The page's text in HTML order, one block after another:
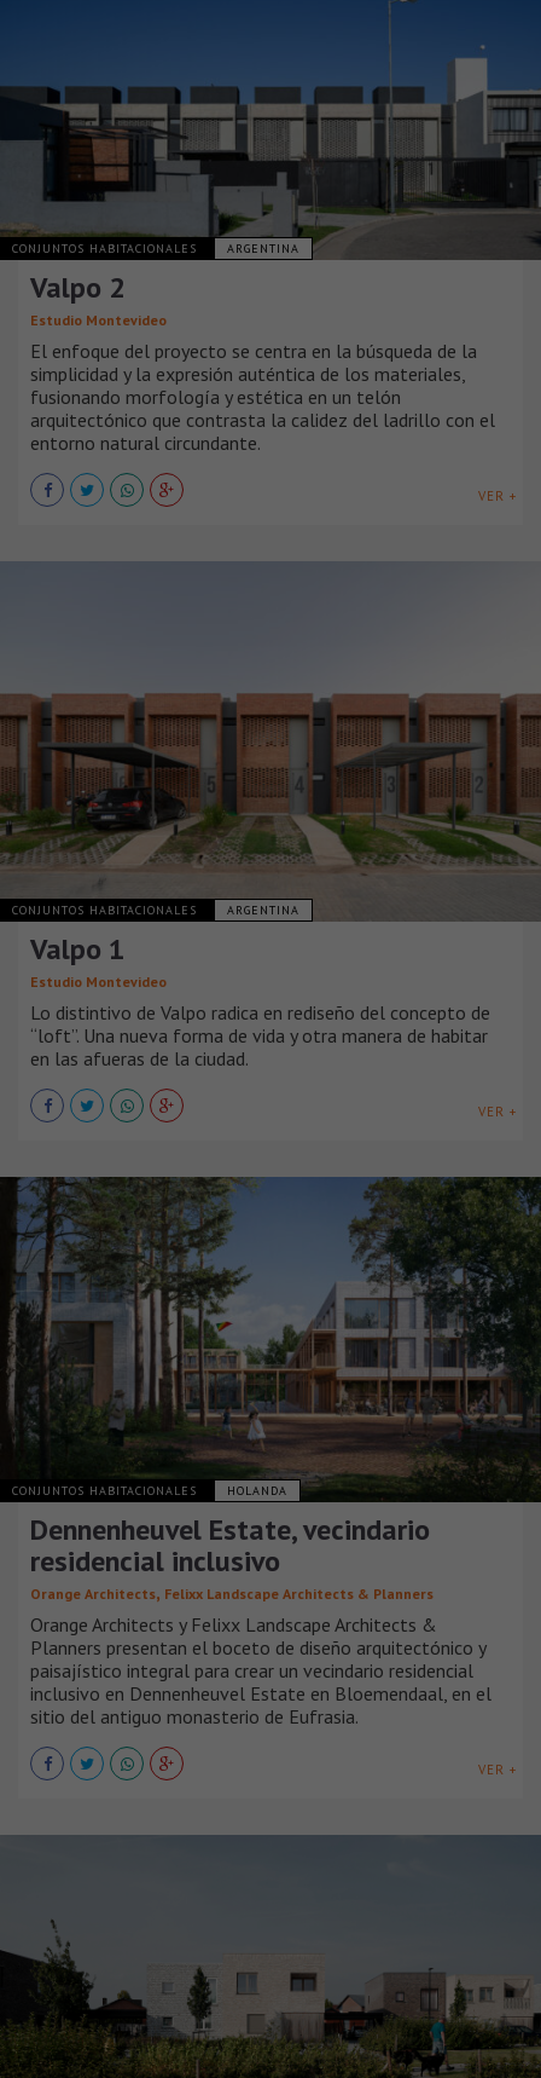
CONJUNTOS HABITACIONALES ARGENTINA
Valpo 2
Estudio Montevideo
El enfoque del proyecto se centra en la búsqueda de la
simplicidad y la expresión auténtica de los materiales,
fusionando morfología y estética en un telón
arquitectónico que contrasta la calidez del ladrillo con el
entorno natural circundante.
VER +
CONJUNTOS HABITACIONALES ARGENTINA
Valpo 1
Estudio Montevideo
Lo distintivo de Valpo radica en rediseño del concepto de
“loft”. Una nueva forma de vida y otra manera de habitar
en las afueras de la ciudad.
VER +
CONJUNTOS HABITACIONALES HOLANDA
Dennenheuvel Estate, vecindario
residencial inclusivo
Orange Architects, Felixx Landscape Architects & Planners
Orange Architects y Felixx Landscape Architects &
Planners presentan el boceto de diseño arquitectónico y
paisajístico integral para crear un vecindario residencial
inclusivo en Dennenheuvel Estate en Bloemendaal, en el
sitio del antiguo monasterio de Eufrasia.
VER +